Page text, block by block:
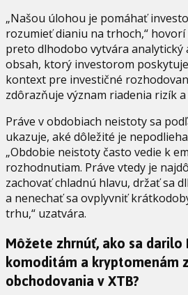
„Našou úlohou je pomáhať
rozumieť dianiu na trhoch,“ hovorí
preto dlhodobo vytvára analytický
obsah, ktorý investorom
kontext pre investičné
zdôrazňuje význam riadenia rizík
Práve v obdobiach neistoty sa
ukazuje, aké dôležité je
„Obdobie neistoty často vedie k
rozhodnutiam. Práve vtedy je
zachovať chladnú hlavu, držať sa
a nenechať sa ovplyvniť
trhu,“ uzatvára.
Môžete zhrnúť, ako sa darilo
komoditám a kryptomenám
obchodovania v XTB?